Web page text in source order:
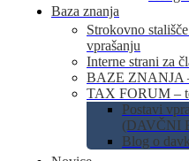
Baza znanja
Strokovno
vprašanju
Interne strani za
BAZE ZNANJA
TAX FORUM –
Postavi
(DAVČNI
Blog o